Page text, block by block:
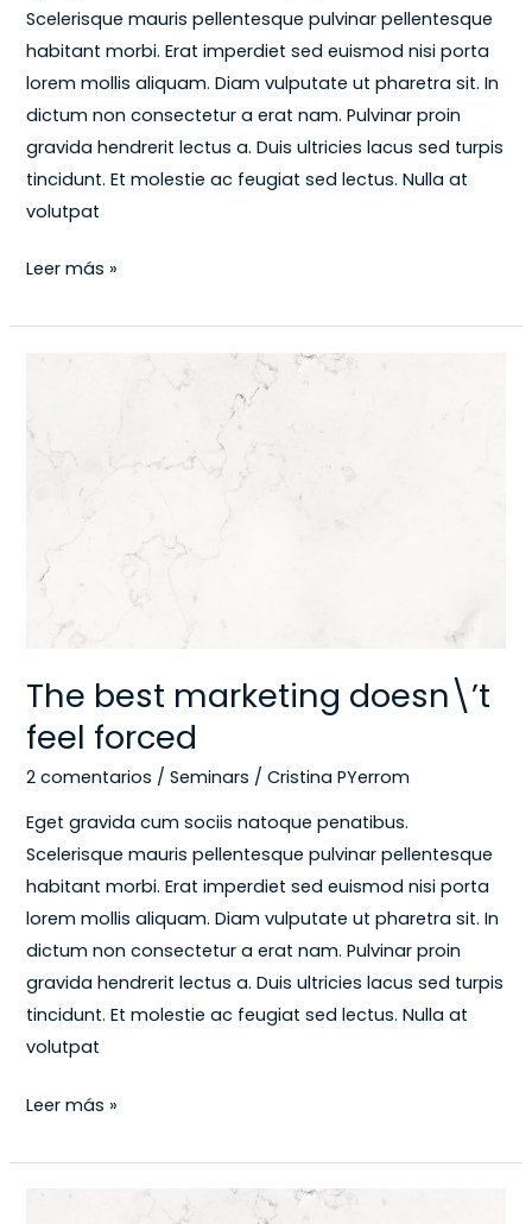
Scelerisque mauris pellentesque pulvinar pellentesque
habitant morbi. Erat imperdiet sed euismod nisi porta
lorem mollis aliquam. Diam vulputate ut pharetra sit. In
dictum non consectetur a erat nam. Pulvinar proin
gravida hendrerit lectus a. Duis ultricies lacus sed turpis
tincidunt. Et molestie ac feugiat sed lectus. Nulla at
volutpat
Leer más »
The best marketing doesn\’t
feel forced
2 comentarios /Seminars /Cristina PYerrom
Eget gravida cum sociis natoque penatibus.
Scelerisque mauris pellentesque pulvinar pellentesque
habitant morbi. Erat imperdiet sed euismod nisi porta
lorem mollis aliquam. Diam vulputate ut pharetra sit. In
dictum non consectetur a erat nam. Pulvinar proin
gravida hendrerit lectus a. Duis ultricies lacus sed turpis
tincidunt. Et molestie ac feugiat sed lectus. Nulla at
volutpat
marketing
doesn\’t
Leer más »